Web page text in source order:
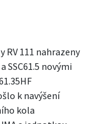
RV 111 nahrazeny
SSC61.5 novými
k navýšení
kola